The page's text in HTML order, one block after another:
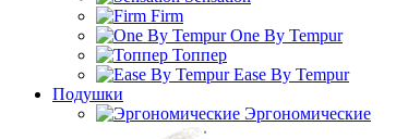
Firm
One By Tempur
Топпер
Ease By Tempur
Подушки
Эргономические